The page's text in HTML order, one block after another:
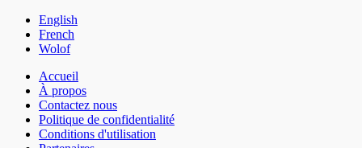
English
French
Wolof
Accueil
À propos
Contactez nous
Politique de confidentialité
Conditions d'utilisation